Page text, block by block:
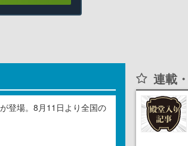
登場。8月11日より全国の
連載